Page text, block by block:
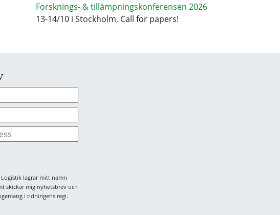
Forsknings- & tillämpningskonferensen 2026
13-14/10 i Stockholm, Call for papers!
Logistik lagrar mitt namn
skickar mig nyhetsbrev och
i tidningens regi.